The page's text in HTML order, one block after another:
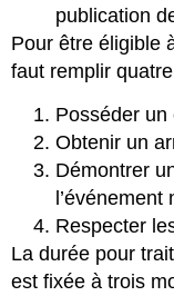
publication
Pour être éligible
faut remplir
Posséder un
Obtenir un
Démontrer
l’événement
Respecter
La durée pour
est fixée à trois